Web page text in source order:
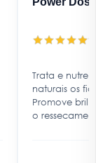
Trata e nutre
naturais os
Promove
o